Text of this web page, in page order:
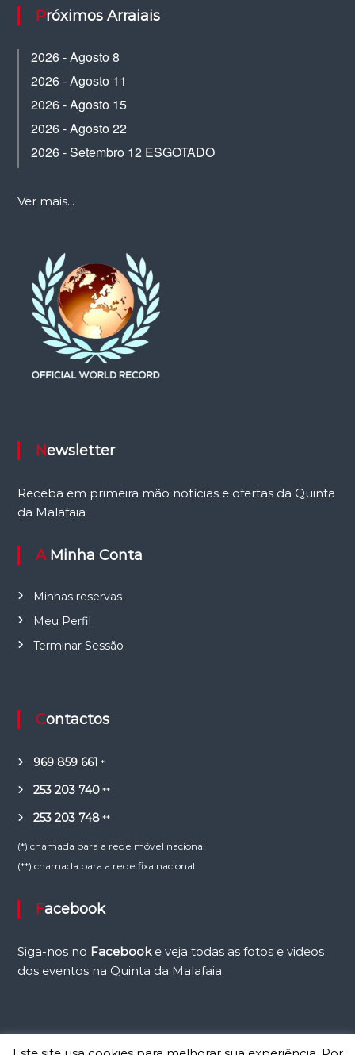
Próximos Arraiais
2026 - Agosto 8
2026 - Agosto 11
2026 - Agosto 15
2026 - Agosto 22
2026 - Setembro 12 ESGOTADO
Ver mais...
Newsletter
Receba em primeira mão notícias e ofertas da Quinta
da Malafaia
A Minha Conta
Minhas reservas
Meu Perfil
Terminar Sessão
Contactos
969 859 661 *
253 203 740**
253 203 748**
(*) chamada para a rede móvel nacional
(**) chamada para a rede fixa nacional
Facebook
Siga-nos no Facebooke veja todas as fotos e videos
dos eventos na Quinta da Malafaia.